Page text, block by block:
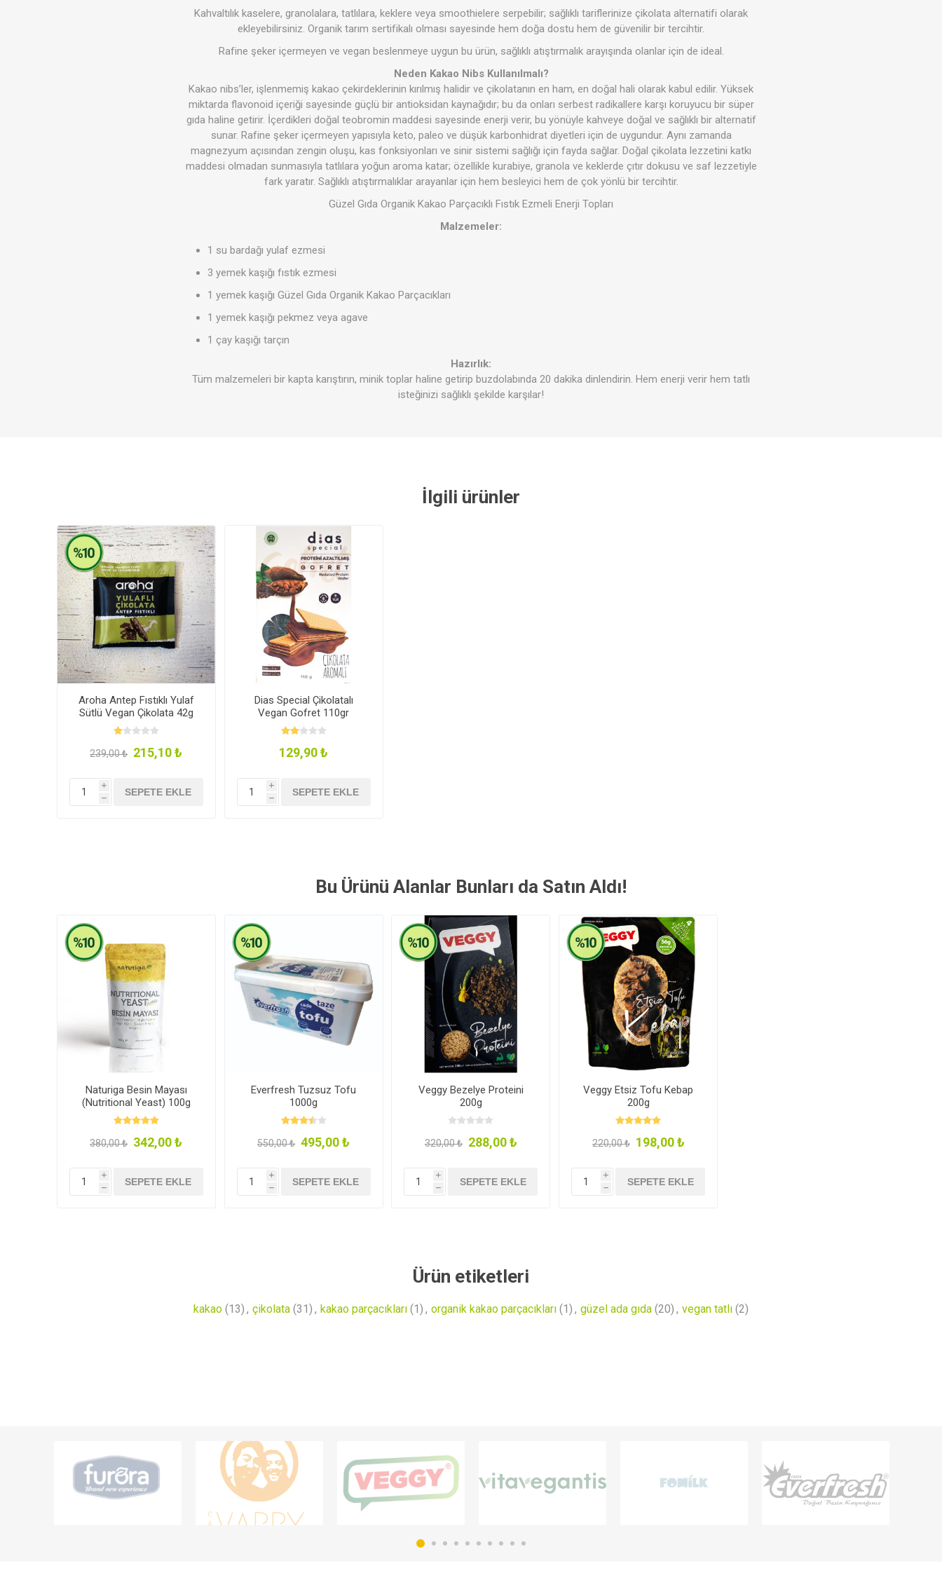
Temizlik Ürünleri
Kahvaltılık kaselere, granolalara, tatlılara, keklere veya smoothielere serpebilir; sağlıklı tariflerinize çikolata alternatifi olarak
ekleyebilirsiniz. Organik tarım sertifikalı olması sayesinde hem doğa dostu hem de güvenilir bir tercihtir.
Rafine şeker içermeyen ve vegan beslenmeye uygun bu ürün, sağlıklı atıştırmalık arayışında olanlar için de ideal.
Neden Kakao Nibs Kullanılmalı?
Kakao nibs’ler, işlenmemiş kakao çekirdeklerinin kırılmış halidir ve çikolatanın en ham, en doğal hali olarak kabul edilir. Yüksek
miktarda flavonoid içeriği sayesinde güçlü bir antioksidan kaynağıdır; bu da onları serbest radikallere karşı koruyucu bir süper
gıda haline getirir. İçerdikleri doğal teobromin maddesi sayesinde enerji verir, bu yönüyle kahveye doğal ve sağlıklı bir alternatif
sunar. Rafine şeker içermeyen yapısıyla keto, paleo ve düşük karbonhidrat diyetleri için de uygundur. Aynı zamanda
magnezyum açısından zengin oluşu, kas fonksiyonları ve sinir sistemi sağlığı için fayda sağlar. Doğal çikolata lezzetini katkı
maddesi olmadan sunmasıyla tatlılara yoğun aroma katar; özellikle kurabiye, granola ve keklerde çıtır dokusu ve saf lezzetiyle
fark yaratır. Sağlıklı atıştırmalıklar arayanlar için hem besleyici hem de çok yönlü bir tercihtir.
Güzel Gıda Organik Kakao Parçacıklı Fıstık Ezmeli Enerji Topları
Malzemeler:
1 su bardağı yulaf ezmesi
3 yemek kaşığı fıstık ezmesi
1 yemek kaşığı Güzel Gıda Organik Kakao Parçacıkları
1 yemek kaşığı pekmez veya agave
1 çay kaşığı tarçın
Hazırlık:
Tüm malzemeleri bir kapta karıştırın, minik toplar haline getirip buzdolabında 20 dakika dinlendirin. Hem enerji verir hem tatlı
isteğinizi sağlıklı şekilde karşılar!
İlgili ürünler
Aroha Antep Fıstıklı Yulaf
Sütlü Vegan Çikolata 42g
239,00 ₺ 215,10 ₺
i
h
SEPETE EKLE
Dias Special Çikolatalı
Vegan Gofret 110gr
129,90 ₺
i
h
SEPETE EKLE
Bu Ürünü Alanlar Bunları da Satın Aldı!
Naturiga Besin Mayası
(Nutritional Yeast) 100g
380,00 ₺ 342,00 ₺
i
h
SEPETE EKLE
Everfresh Tuzsuz Tofu
1000g
550,00 ₺ 495,00 ₺
i
h
SEPETE EKLE
Veggy Bezelye Proteini
200g
320,00 ₺ 288,00 ₺
i
h
SEPETE EKLE
Veggy Etsiz Tofu Kebap
200g
220,00 ₺ 198,00 ₺
i
h
SEPETE EKLE
Ürün etiketleri
kakao (13) , çikolata (31) , kakao parçacıkları (1) , organik kakao parçacıkları (1) , güzel ada gıda (20) , vegan tatlı (2)